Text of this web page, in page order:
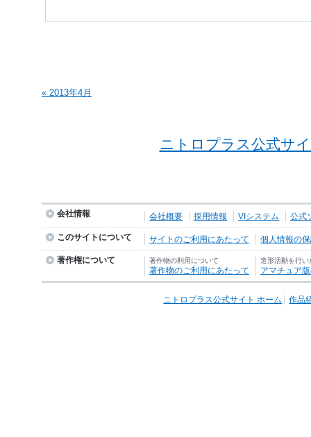
« 2013年4月
ニトロプラス公式サ
会社情報 会社概要 採用情報 VIシステム 公式
このサイトについて サイトのご利用にあたって 個人情報の
著作権について 著作物の利用について
著作物のご利用にあたって
造形活動を行い
アマチュア
ニトロプラス公式サイト ホーム 作品